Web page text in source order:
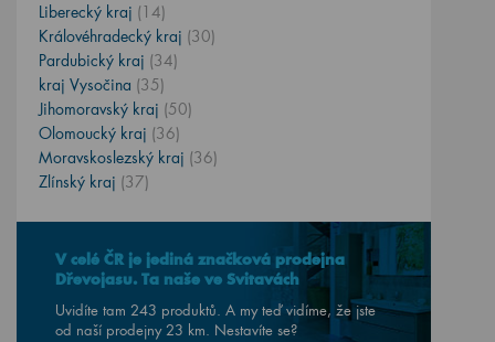
Liberecký kraj (14)
Královéhradecký kraj (30)
Pardubický kraj (34)
kraj Vysočina (35)
Jihomoravský kraj (50)
Olomoucký kraj (36)
Moravskoslezský kraj (36)
Zlínský kraj (37)
V celé ČR je jediná značková prodejna
Dřevojasu. Ta naše ve Svitavách
Uvidíte tam 243 produktů. A my teď vidíme, že jste
od naší prodejny 23 km. Nestavíte se?